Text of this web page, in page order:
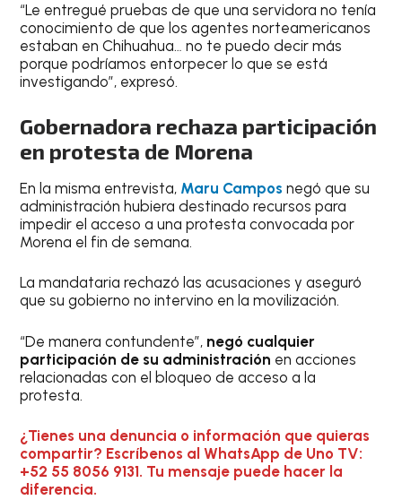
“Le entregué pruebas de que una servidora no tenía
conocimiento de que los agentes norteamericanos
estaban en Chihuahua… no te puedo decir más
porque podríamos entorpecer lo que se está
investigando”, expresó.
Gobernadora rechaza participación
en protesta de Morena
En la misma entrevista, Maru Campos negó que su
administración hubiera destinado recursos para
impedir el acceso a una protesta convocada por
Morena el fin de semana.
La mandataria rechazó las acusaciones y aseguró
que su gobierno no intervino en la movilización.
“De manera contundente”, negó cualquier
participación de su administración en acciones
relacionadas con el bloqueo de acceso a la
protesta.
¿Tienes una denuncia o información que quieras
compartir? Escríbenos al WhatsApp de Uno TV:
+52 55 8056 9131. Tu mensaje puede hacer la
diferencia.